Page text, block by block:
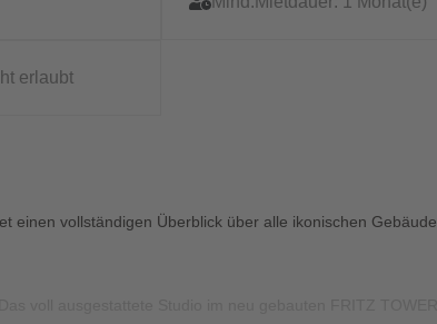
erlaubt
einen vollständigen Überblick über alle ikonischen Gebäude